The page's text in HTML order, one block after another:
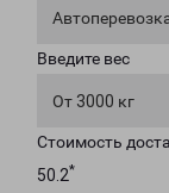
Введите вес
От 3000 кг
Стоимость
50.2*